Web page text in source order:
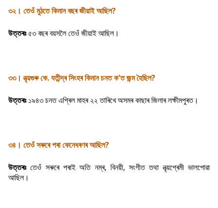
৩২। তেওঁ মুঠতে কিমান বছৰ জীয়াই আছিল?
উত্তৰঃ৫৩ বছৰ বয়সলৈ তেওঁ জীয়াই আছিল।
৩৩। নৃত্য়গুৰু কে. যতীন্দ্ৰ সিংহৰ কিমান চনত ক'ত জন্ম হৈছিল?
উত্তৰঃ১৯৪৩ চনত এপ্ৰিল মাহৰ ২২ তাৰিখে অসমৰ কাছাৰ জিলাৰ লক্ষীমপুৰত।
৩৪। তেওঁ সৰুৰে পৰা কেনেধৰণৰ আছিল?
উত্তৰঃতেওঁ সৰুৰে পৰাই অতি নম্ৰ, বিনয়ী, সংগীত তথা নৃত্য়প্ৰেমী ভালপোৱা
আছিল।